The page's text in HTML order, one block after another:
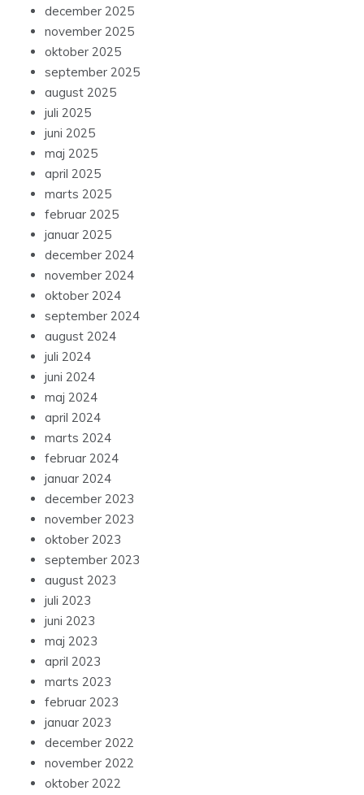
december 2025
november 2025
oktober 2025
september 2025
august 2025
juli 2025
juni 2025
maj 2025
april 2025
marts 2025
februar 2025
januar 2025
december 2024
november 2024
oktober 2024
september 2024
august 2024
juli 2024
juni 2024
maj 2024
april 2024
marts 2024
februar 2024
januar 2024
december 2023
november 2023
oktober 2023
september 2023
august 2023
juli 2023
juni 2023
maj 2023
april 2023
marts 2023
februar 2023
januar 2023
december 2022
november 2022
oktober 2022